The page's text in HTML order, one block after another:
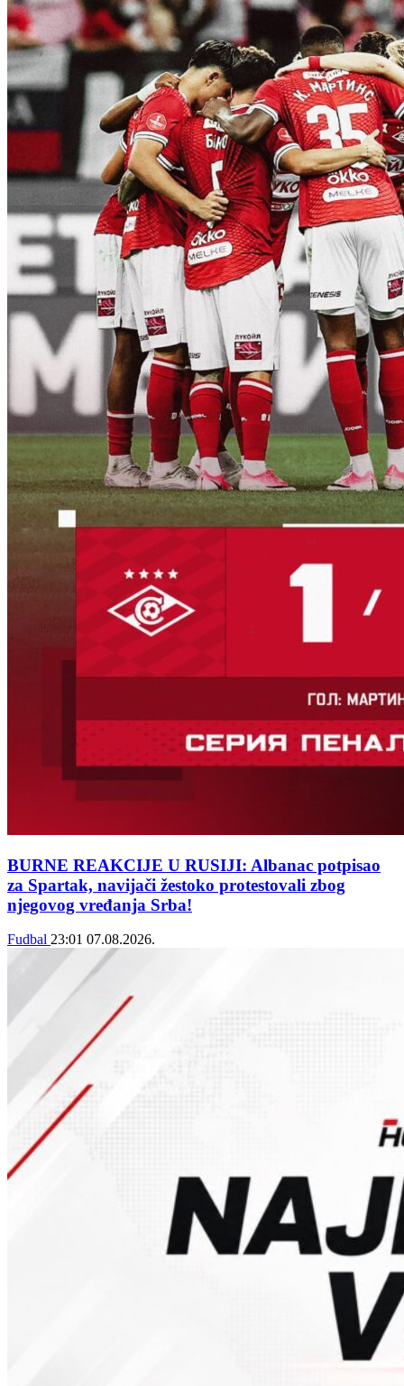
BURNE REAKCIJE U RUSIJI: Albanac potpisao
za Spartak, navijači žestoko protestovali zbog
njegovog vređanja Srba!
Fudbal 23:01 07.08.2026.